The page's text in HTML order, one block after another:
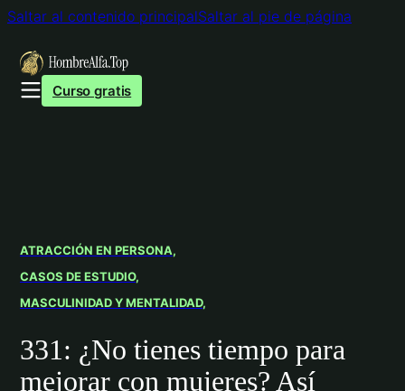
Saltar al contenido principalSaltar al pie de página
Curso gratis
ATRACCIÓN EN PERSONA
CASOS DE ESTUDIO
MASCULINIDAD Y MENTALIDAD
331: ¿No tienes tiempo para
mejorar con mujeres? Así